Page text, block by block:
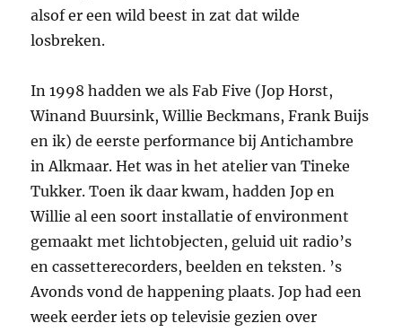
alsof er een wild beest in zat dat wilde
losbreken.
In 1998 hadden we als Fab Five (Jop Horst,
Winand Buursink, Willie Beckmans, Frank Buijs
en ik) de eerste performance bij Antichambre
in Alkmaar. Het was in het atelier van Tineke
Tukker. Toen ik daar kwam, hadden Jop en
Willie al een soort installatie of environment
gemaakt met lichtobjecten, geluid uit radio’s
en cassetterecorders, beelden en teksten. ’s
Avonds vond de happening plaats. Jop had een
week eerder iets op televisie gezien over